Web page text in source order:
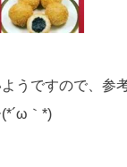
うですので、参
｀*)